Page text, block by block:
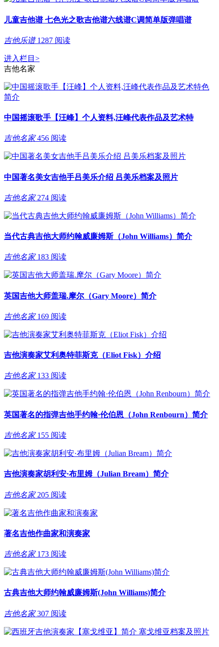
儿童吉他谱 七色光之歌吉他谱六线谱C调简单版弹唱谱
吉他乐谱 1287 阅读
进入栏目 >
吉他名家
中国摇滚歌手【汪峰】个人资料,汪峰代表作品及艺术特
吉他名家 456 阅读
中国著名美女吉他手吕美乐介绍 吕美乐档案及照片
吉他名家 274 阅读
当代古典吉他大师约翰威廉姆斯（John Williams）简介
吉他名家 183 阅读
英国吉他大师盖瑞.摩尔（Gary Moore）简介
吉他名家 169 阅读
吉他演奏家艾利奥特菲斯克（Eliot Fisk）介绍
吉他名家 133 阅读
英国著名的指弹吉他手约翰·伦伯恩（John Renbourn）简介
吉他名家 155 阅读
吉他演奏家胡利安·布里姆（Julian Bream）简介
吉他名家 205 阅读
著名吉他作曲家和演奏家
吉他名家 173 阅读
古典吉他大师约翰威廉姆斯(John Williams)简介
吉他名家 307 阅读